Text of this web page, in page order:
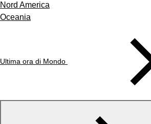
Nord America
Oceania
Ultima ora di Mondo